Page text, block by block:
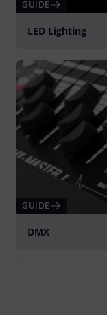
GUIDE
LED Lighting
GUIDE
DMX